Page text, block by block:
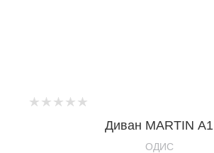
Диван MARTIN А1
OДИС